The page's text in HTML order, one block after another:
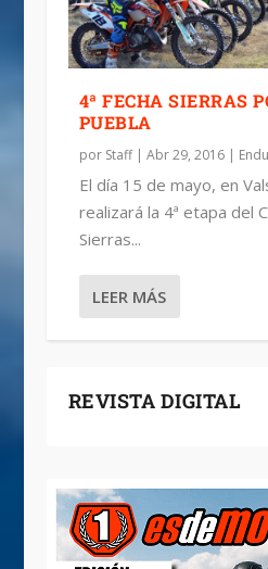
4ª FECHA SIERRAS
PUEBLA
por Staff| Abr 29, 2016|
El día 15 de mayo, en
realizará la 4ª etapa del
Sierras...
LEER MÁS
REVISTA DIGITAL